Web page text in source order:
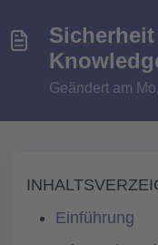
Geändert am
Einführung